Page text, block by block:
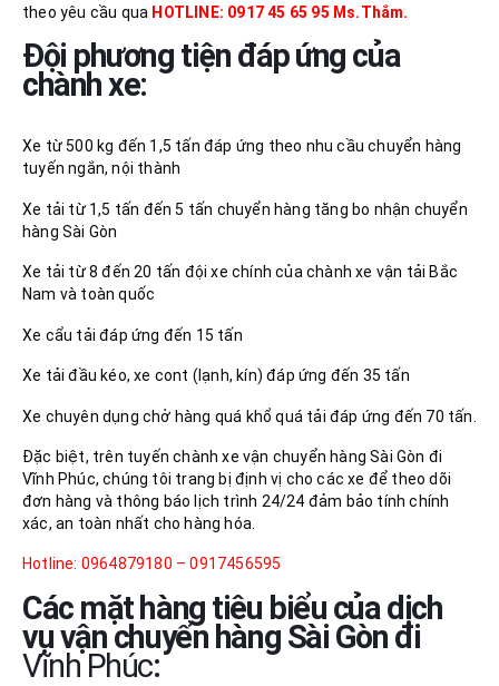
theo yêu cầu qua HOTLINE: 0917 45 65 95 Ms.Thắm.
Đội phương tiện đáp ứng của
chành xe:
Xe từ 500 kg đến 1,5 tấn đáp ứng theo nhu cầu chuyển hàng
tuyến ngắn, nội thành
Xe tải từ 1,5 tấn đến 5 tấn chuyển hàng tăng bo nhận chuyển
hàng Sài Gòn
Xe tải từ 8 đến 20 tấn đội xe chính của chành xe vận tải Bắc
Nam và toàn quốc
Xe cẩu tải đáp ứng đến 15 tấn
Xe tải đầu kéo, xe cont (lạnh, kín) đáp ứng đến 35 tấn
Xe chuyên dụng chở hàng quá khổ quá tải đáp ứng đến 70 tấn.
Đặc biệt, trên tuyến chành xe vận chuyển hàng Sài Gòn đi
Vĩnh Phúc, chúng tôi trang bị định vị cho các xe để theo dõi
đơn hàng và thông báo lịch trình 24/24 đảm bảo tính chính
xác, an toàn nhất cho hàng hóa.
Hotline: 0964879180 – 0917456595
Các mặt hàng tiêu biểu của dịch
vụ vận chuyển hàng Sài Gòn đi
Vĩnh Phúc: